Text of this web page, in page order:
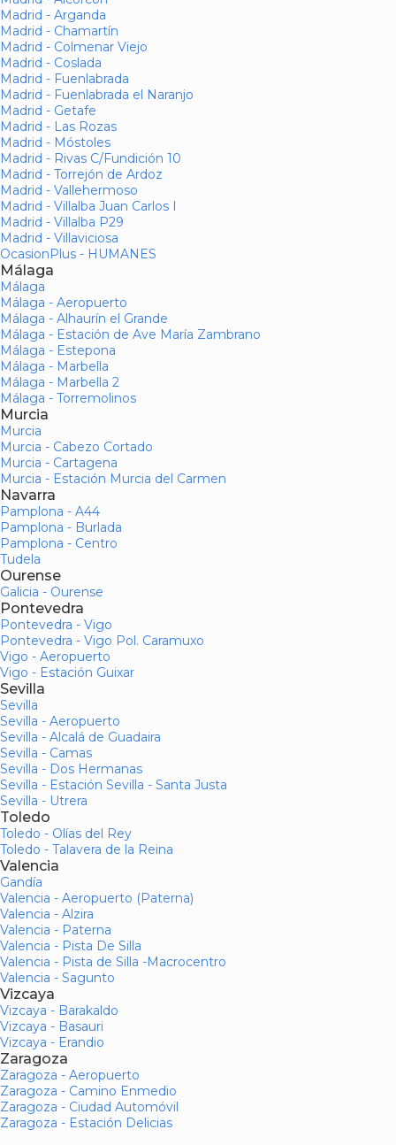
Madrid - Arganda
Madrid - Chamartín
Madrid - Colmenar Viejo
Madrid - Coslada
Madrid - Fuenlabrada
Madrid - Fuenlabrada el Naranjo
Madrid - Getafe
Madrid - Las Rozas
Madrid - Móstoles
Madrid - Rivas C/Fundición 10
Madrid - Torrejón de Ardoz
Madrid - Vallehermoso
Madrid - Villalba Juan Carlos I
Madrid - Villalba P29
Madrid - Villaviciosa
OcasionPlus - HUMANES
Málaga
Málaga
Málaga - Aeropuerto
Málaga - Alhaurín el Grande
Málaga - Estación de Ave María Zambrano
Málaga - Estepona
Málaga - Marbella
Málaga - Marbella 2
Málaga - Torremolinos
Murcia
Murcia
Murcia - Cabezo Cortado
Murcia - Cartagena
Murcia - Estación Murcia del Carmen
Navarra
Pamplona - A44
Pamplona - Burlada
Pamplona - Centro
Tudela
Ourense
Galicia - Ourense
Pontevedra
Pontevedra - Vigo
Pontevedra - Vigo Pol. Caramuxo
Vigo - Aeropuerto
Vigo - Estación Guixar
Sevilla
Sevilla
Sevilla - Aeropuerto
Sevilla - Alcalá de Guadaira
Sevilla - Camas
Sevilla - Dos Hermanas
Sevilla - Estación Sevilla - Santa Justa
Sevilla - Utrera
Toledo
Toledo - Olías del Rey
Toledo - Talavera de la Reina
Valencia
Gandía
Valencia - Aeropuerto (Paterna)
Valencia - Alzira
Valencia - Paterna
Valencia - Pista De Silla
Valencia - Pista de Silla -Macrocentro
Valencia - Sagunto
Vizcaya
Vizcaya - Barakaldo
Vizcaya - Basauri
Vizcaya - Erandio
Zaragoza
Zaragoza - Aeropuerto
Zaragoza - Camino Enmedio
Zaragoza - Ciudad Automóvil
Zaragoza - Estación Delicias